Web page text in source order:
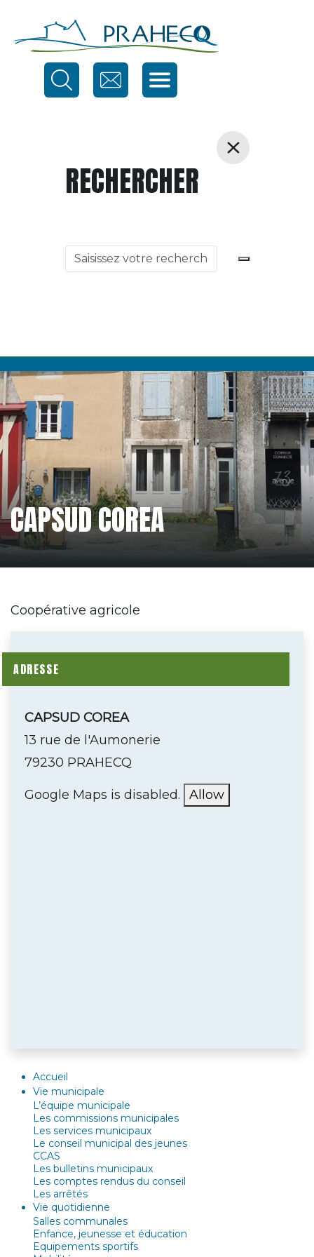
RECHERCHER
CAPSUD COREA
Coopérative agricole
ADRESSE
CAPSUD COREA
13 rue de l'Aumonerie
79230 PRAHECQ
Google Maps is disabled. Allow
Accueil
Vie municipale
L’équipe municipale
Les commissions municipales
Les services municipaux
Le conseil municipal des jeunes
CCAS
Les bulletins municipaux
Les comptes rendus du conseil
Les arrêtés
Vie quotidienne
Salles communales
Enfance, jeunesse et éducation
Equipements sportifs